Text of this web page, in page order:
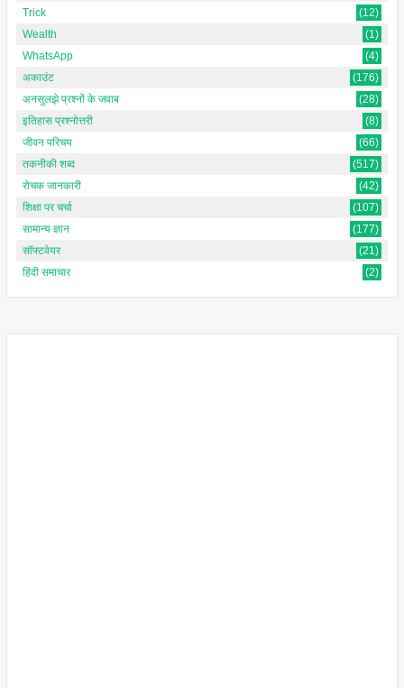
Trick
(12)
Wealth
(1)
WhatsApp
(4)
अकाउंट
(176)
अनसुलझे प्रश्नों के जवाब
(28)
इतिहास प्रश्नोत्तरी
(8)
जीवन परिचय
(66)
तकनीकी शब्द
(517)
रोचक जानकारी
(42)
शिक्षा पर चर्चा
(107)
सामान्य ज्ञान
(177)
सॉफ्टवेयर
(21)
हिंदी समाचार
(2)